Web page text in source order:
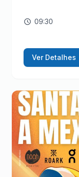
09:30
Ver Detalhes